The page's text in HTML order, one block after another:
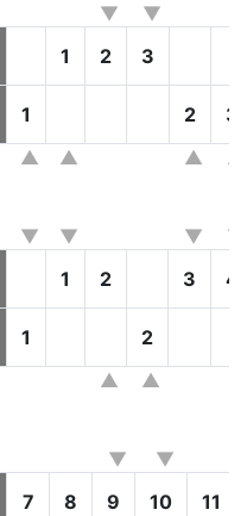
1 2 3
1 2 3
1 2 3 4
1 2
7 8 9 10 11